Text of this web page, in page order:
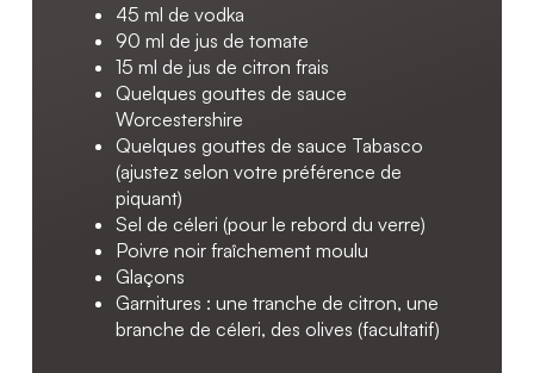
45 ml de vodka
90 ml de jus de tomate
15 ml de jus de citron frais
Quelques gouttes de sauce
Worcestershire
Quelques gouttes de sauce Tabasco
(ajustez selon votre préférence de
piquant)
Sel de céleri (pour le rebord du verre)
Poivre noir fraîchement moulu
Glaçons
Garnitures : une tranche de citron, une
branche de céleri, des olives (facultatif)